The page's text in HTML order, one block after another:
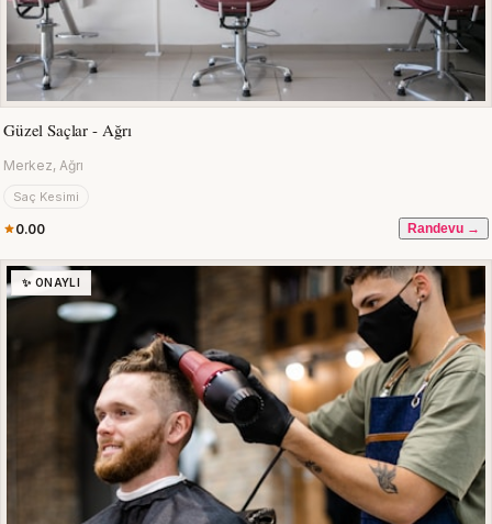
Güzel Saçlar - Ağrı
Merkez, Ağrı
Saç Kesimi
0.00 Randevu →
✨ ONAYLI